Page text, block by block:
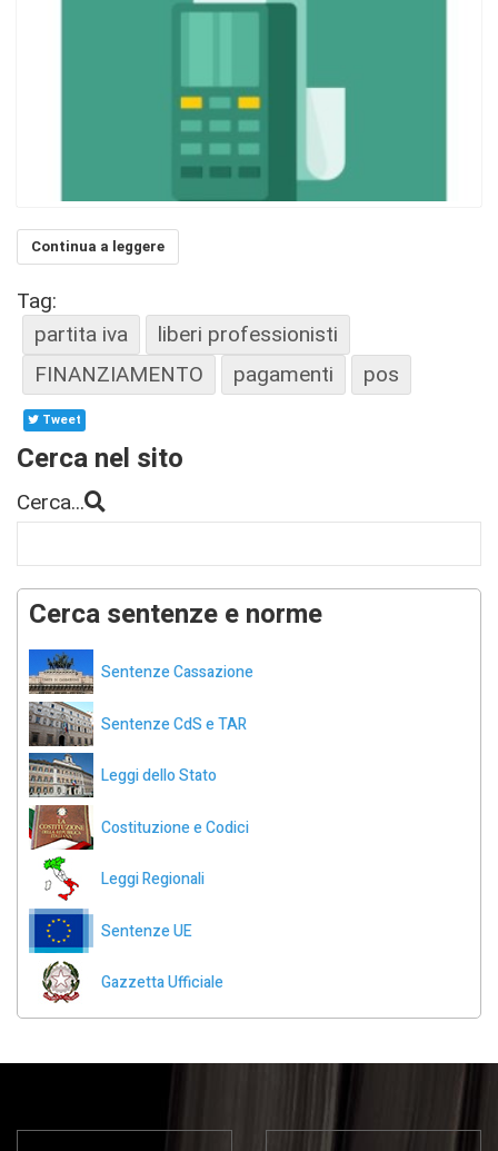
Continua a leggere
Tag:
partita iva
liberi professionisti
FINANZIAMENTO
pagamenti pos
Tweet
Cerca nel sito
Cerca...
Cerca sentenze e norme
Sentenze Cassazione
Sentenze CdS e TAR
Leggi dello Stato
Costituzione e Codici
Leggi Regionali
Sentenze UE
Gazzetta Ufficiale